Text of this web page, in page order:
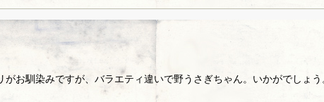
お馴染みですが、バラエティ違いで野うさぎちゃん。いかがでしょ